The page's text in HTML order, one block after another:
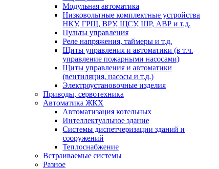
Модульная автоматика
Низковольтные комплектные устройства
НКУ, ГРЩ, ВРУ, ЩСУ, ШР, АВР и т.д.
Пульты управления
Реле напряжения, таймеры и т.д.
Щиты управления и автоматики (в т.ч.
управление пожарными насосами)
Щиты управления и автоматики
(вентиляция, насосы и т.д.)
Электроустановочные изделия
Приводы, сервотехника
Автоматика ЖКХ
Автоматизация котельных
Интеллектуальное здание
Системы диспетчеризации зданий и
сооружений
Теплоснабжение
Встраиваемые системы
Разное